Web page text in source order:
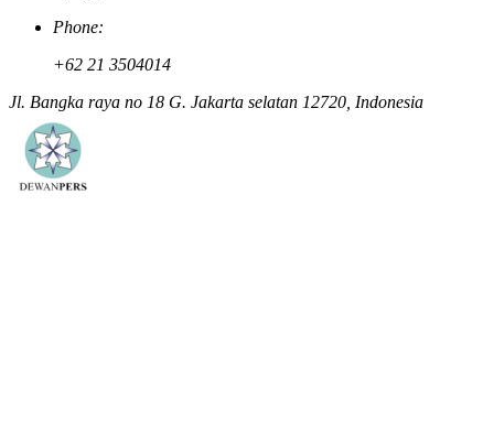
Phone:
+62 21 3504014
Jl. Bangka raya no 18 G. Jakarta selatan 12720, Indonesia